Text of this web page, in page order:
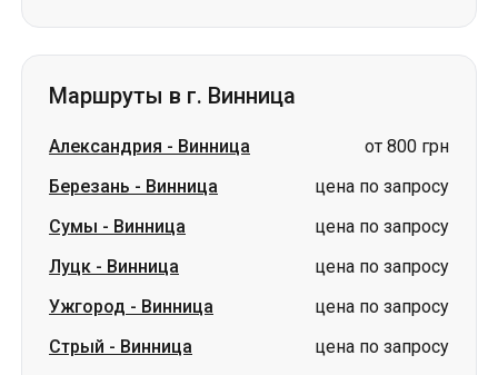
Маршруты в г. Винница
Александрия - Винница
от 800 грн
Березань - Винница
цена по запросу
Сумы - Винница
цена по запросу
Луцк - Винница
цена по запросу
Ужгород - Винница
цена по запросу
Стрый - Винница
цена по запросу